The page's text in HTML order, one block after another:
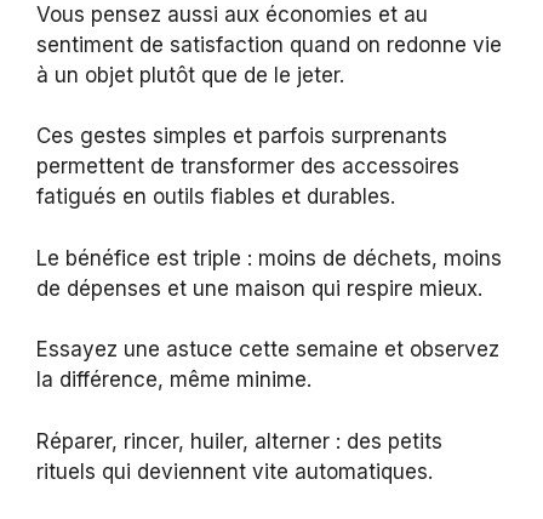
Vous pensez aussi aux économies et au
sentiment de satisfaction quand on redonne vie
à un objet plutôt que de le jeter.
Ces gestes simples et parfois surprenants
permettent de transformer des accessoires
fatigués en outils fiables et durables.
Le bénéfice est triple : moins de déchets, moins
de dépenses et une maison qui respire mieux.
Essayez une astuce cette semaine et observez
la différence, même minime.
Réparer, rincer, huiler, alterner : des petits
rituels qui deviennent vite automatiques.